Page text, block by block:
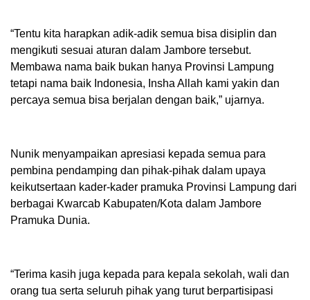
“Tentu kita harapkan adik-adik semua bisa disiplin dan
mengikuti sesuai aturan dalam Jambore tersebut.
Membawa nama baik bukan hanya Provinsi Lampung
tetapi nama baik Indonesia, Insha Allah kami yakin dan
percaya semua bisa berjalan dengan baik,” ujarnya.
Nunik menyampaikan apresiasi kepada semua para
pembina pendamping dan pihak-pihak dalam upaya
keikutsertaan kader-kader pramuka Provinsi Lampung dari
berbagai Kwarcab Kabupaten/Kota dalam Jambore
Pramuka Dunia.
“Terima kasih juga kepada para kepala sekolah, wali dan
orang tua serta seluruh pihak yang turut berpartisipasi